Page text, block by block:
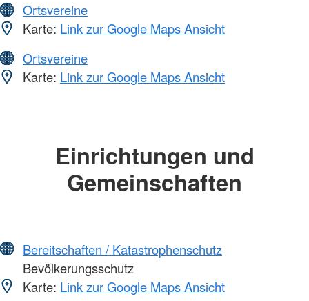
Ortsvereine
Karte: Link zur Google Maps Ansicht
Ortsvereine
Karte: Link zur Google Maps Ansicht
Einrichtungen und
Gemeinschaften
Bereitschaften / Katastrophenschutz
Bevölkerungsschutz
Karte: Link zur Google Maps Ansicht